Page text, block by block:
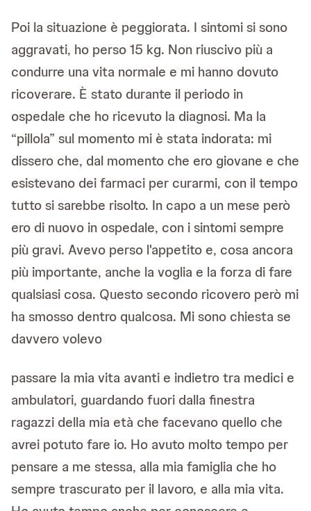
Poi la situazione è peggiorata. I sintomi si sono
aggravati, ho perso 15 kg. Non riuscivo più a
condurre una vita normale e mi hanno dovuto
ricoverare. È stato durante il periodo in
ospedale che ho ricevuto la diagnosi. Ma la
“pillola” sul momento mi è stata indorata: mi
dissero che, dal momento che ero giovane e che
esistevano dei farmaci per curarmi, con il tempo
tutto si sarebbe risolto. In capo a un mese però
ero di nuovo in ospedale, con i sintomi sempre
più gravi. Avevo perso l'appetito e, cosa ancora
più importante, anche la voglia e la forza di fare
qualsiasi cosa. Questo secondo ricovero però mi
ha smosso dentro qualcosa. Mi sono chiesta se
davvero volevo
passare la mia vita avanti e indietro tra medici e
ambulatori, guardando fuori dalla finestra
ragazzi della mia età che facevano quello che
avrei potuto fare io. Ho avuto molto tempo per
pensare a me stessa, alla mia famiglia che ho
sempre trascurato per il lavoro, e alla mia vita.